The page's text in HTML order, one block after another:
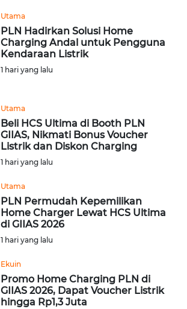
Utama
PLN Hadirkan Solusi Home
Charging Andal untuk Pengguna
Kendaraan Listrik
1 hari yang lalu
Utama
Beli HCS Ultima di Booth PLN
GIIAS, Nikmati Bonus Voucher
Listrik dan Diskon Charging
1 hari yang lalu
Utama
PLN Permudah Kepemilikan
Home Charger Lewat HCS Ultima
di GIIAS 2026
1 hari yang lalu
Ekuin
Promo Home Charging PLN di
GIIAS 2026, Dapat Voucher Listrik
hingga Rp1,3 Juta